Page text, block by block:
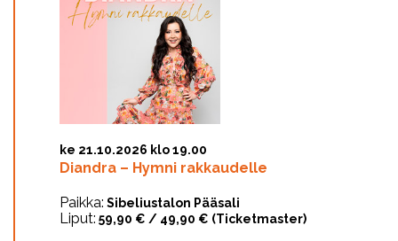
ke 21.10.2026 klo 19.00
Diandra – Hymni rakkaudelle
Paikka: Sibeliustalon Pääsali
Liput: 59,90 € / 49,90 € (Ticketmaster)